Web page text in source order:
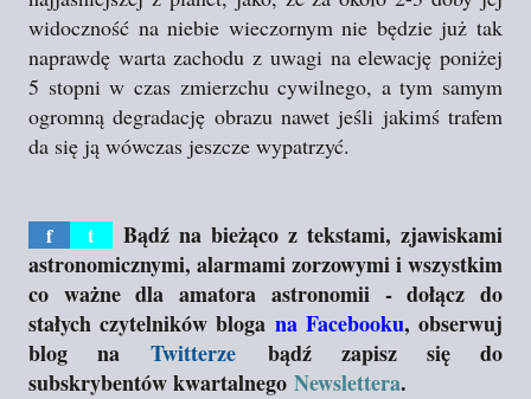
widoczność na niebie wieczornym nie będzie już tak
naprawdę warta zachodu z uwagi na elewację poniżej
5 stopni w czas zmierzchu cywilnego, a tym samym
ogromną degradację obrazu nawet jeśli jakimś trafem
da się ją wówczas jeszcze wypatrzyć.
f t
Bądź na bieżąco z tekstami, zjawiskami
astronomicznymi, alarmami zorzowymi i wszystkim
co ważne dla amatora astronomii - dołącz do
stałych czytelników bloga na Facebooku, obserwuj
blog naTwitterze bądź zapisz się do
subskrybentów kwartalnego Newslettera.